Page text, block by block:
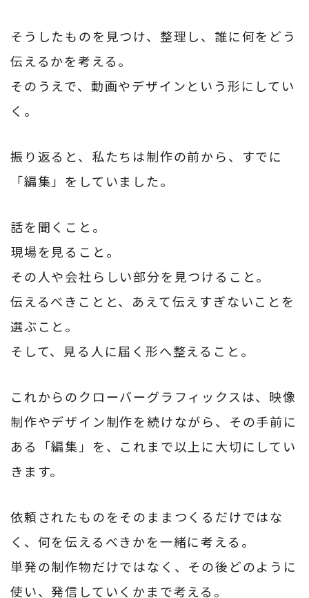
そうしたものを見つけ、整理し、誰に何をどう
伝えるかを考える。
そのうえで、動画やデザインという形にしてい
く。
振り返ると、私たちは制作の前から、すでに
「編集」をしていました。
話を聞くこと。
現場を見ること。
その人や会社らしい部分を見つけること。
伝えるべきことと、あえて伝えすぎないことを
選ぶこと。
そして、見る人に届く形へ整えること。
これからのクローバーグラフィックスは、映像
制作やデザイン制作を続けながら、その手前に
ある「編集」を、これまで以上に大切にしてい
きます。
依頼されたものをそのままつくるだけではな
く、何を伝えるべきかを一緒に考える。
単発の制作物だけではなく、その後どのように
使い、発信していくかまで考える。